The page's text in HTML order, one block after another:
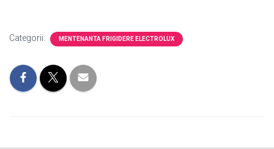
Categorii: MENTENANTA FRIGIDERE ELECTROLUX